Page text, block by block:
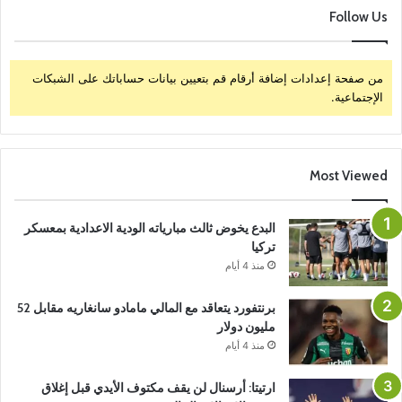
Follow Us
من صفحة إعدادات إضافة أرقام قم بتعيين بيانات حساباتك على الشبكات
الإجتماعية.
Most Viewed
البدع يخوض ثالث مبارياته الودية الاعدادية بمعسكر
تركيا
منذ 4 أيام
برنتفورد يتعاقد مع المالي مامادو سانغاريه مقابل 52
مليون دولار
منذ 4 أيام
ارتيتا: أرسنال لن يقف مكتوف الأيدي قبل إغلاق